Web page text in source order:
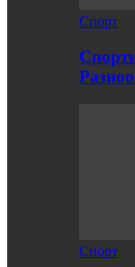
Спорт
Спорт